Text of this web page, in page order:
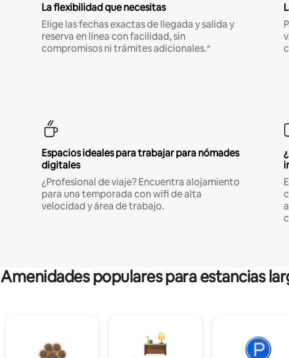
La flexibilidad que necesitas
Elige las fechas exactas de llegada y salida y
reserva en línea con facilidad, sin
compromisos ni trámites adicionales.*
Espacios ideales para trabajar para nómades
digitales
¿Profesional de viaje? Encuentra alojamiento
para una temporada con wifi de alta
velocidad y área de trabajo.
Amenidades populares para estancias